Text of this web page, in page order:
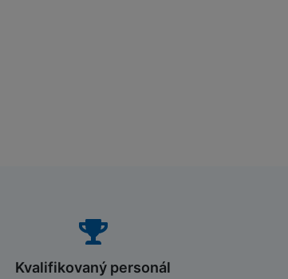
Kvalifikovaný personál